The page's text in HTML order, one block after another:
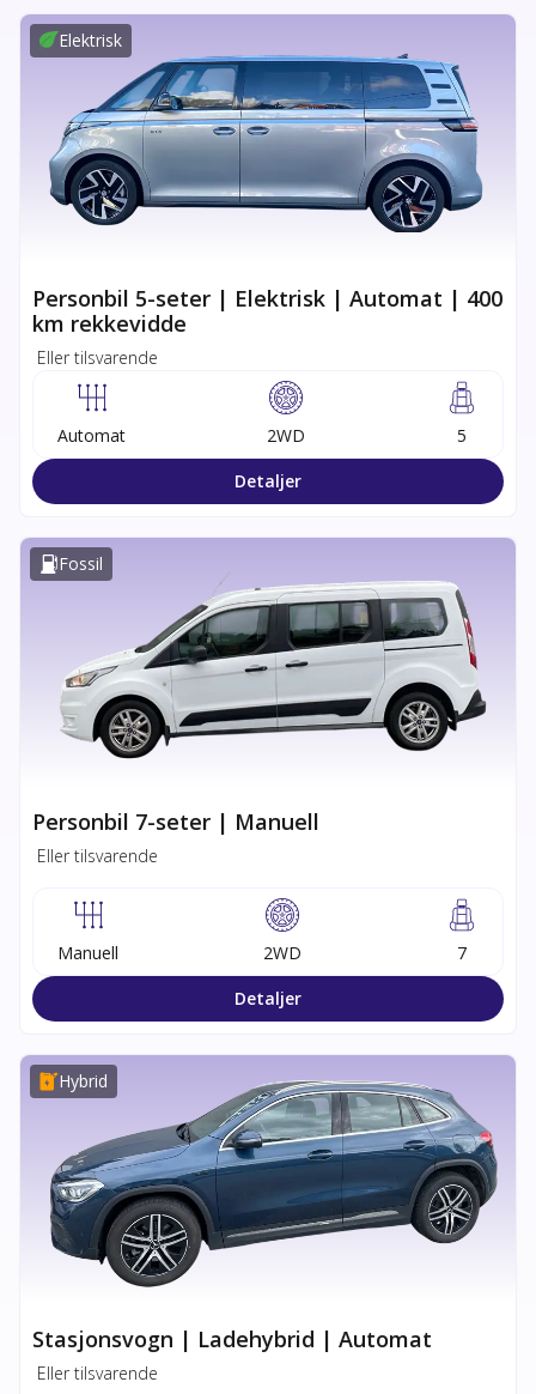
Elektrisk
Personbil 5-seter | Elektrisk | Automat | 400
km rekkevidde
Eller tilsvarende
Automat 2WD
5
Detaljer
Fossil
Personbil 7-seter | Manuell
Eller tilsvarende
Manuell 2WD
7
Detaljer
Hybrid
Stasjonsvogn | Ladehybrid | Automat
Eller tilsvarende